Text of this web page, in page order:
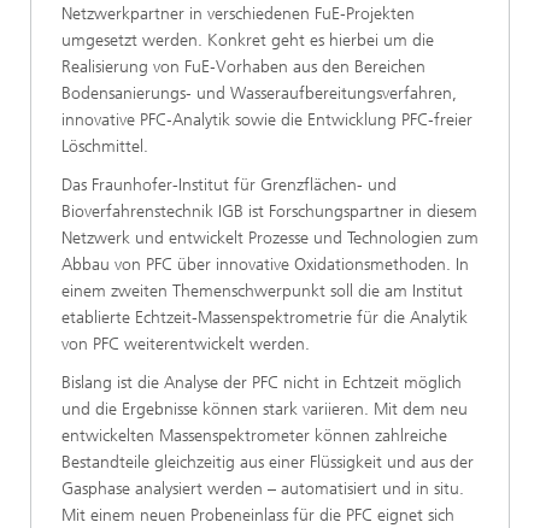
Netzwerkpartner in verschiedenen FuE‑Projekten
umgesetzt werden. Konkret geht es hierbei um die
Realisierung von FuE‑Vorhaben aus den Bereichen
Bodensanierungs‑ und Wasseraufbereitungsverfahren,
innovative PFC‑Analytik sowie die Entwicklung PFC‑freier
Löschmittel.
Das Fraunhofer-Institut für Grenzflächen- und
Bioverfahrenstechnik IGB ist Forschungspartner in diesem
Netzwerk und entwickelt Prozesse und Technologien zum
Abbau von PFC über innovative Oxidationsmethoden. In
einem zweiten Themenschwerpunkt soll die am Institut
etablierte Echtzeit-Massenspektrometrie für die Analytik
von PFC weiterentwickelt werden.
Bislang ist die Analyse der PFC nicht in Echtzeit möglich
und die Ergebnisse können stark variieren. Mit dem neu
entwickelten Massenspektrometer können zahlreiche
Bestandteile gleichzeitig aus einer Flüssigkeit und aus der
Gasphase analysiert werden – automatisiert und in situ.
Mit einem neuen Probeneinlass für die PFC eignet sich